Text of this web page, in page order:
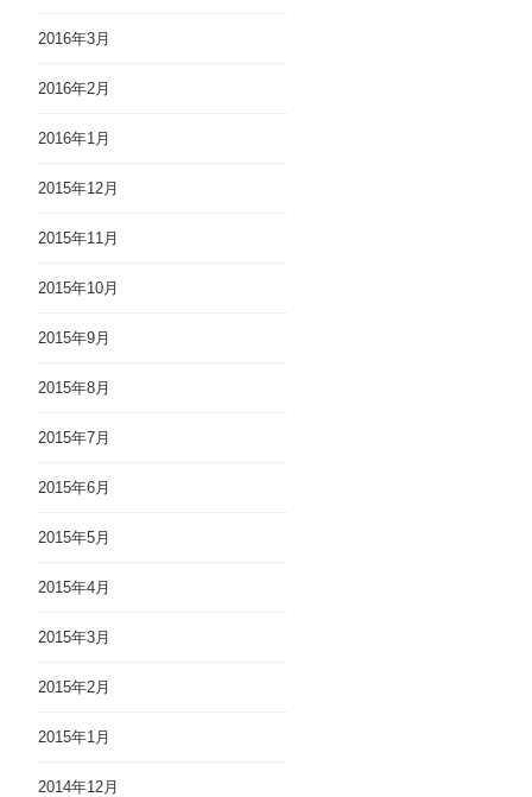
2016年3月
2016年2月
2016年1月
2015年12月
2015年11月
2015年10月
2015年9月
2015年8月
2015年7月
2015年6月
2015年5月
2015年4月
2015年3月
2015年2月
2015年1月
2014年12月